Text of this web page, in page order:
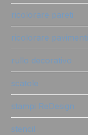
ricolorare pareti
ricolorare pavimenti
rullo decorativo
scatole
stampi ReDesign
stencil